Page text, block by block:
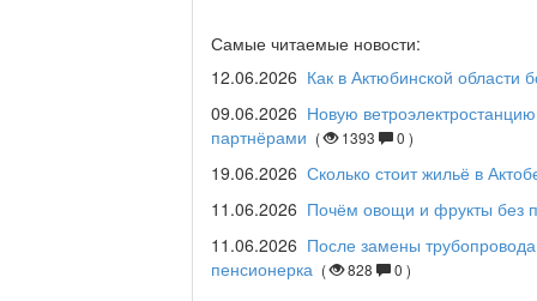
Дәрігер не айтады?
Maslihat LIVE
Отчётная встреча
қаласы әкімінің
Самые читаемые новости:
12.06.2026 Как в Актюбинской области
09.06.2026 Новую
партнёрами ( 1393 0 )
19.06.2026 Сколько стоит жильё в
11.06.2026 Почём овощи и фрукты без
11.06.2026 После замены
пенсионерка ( 828 0 )